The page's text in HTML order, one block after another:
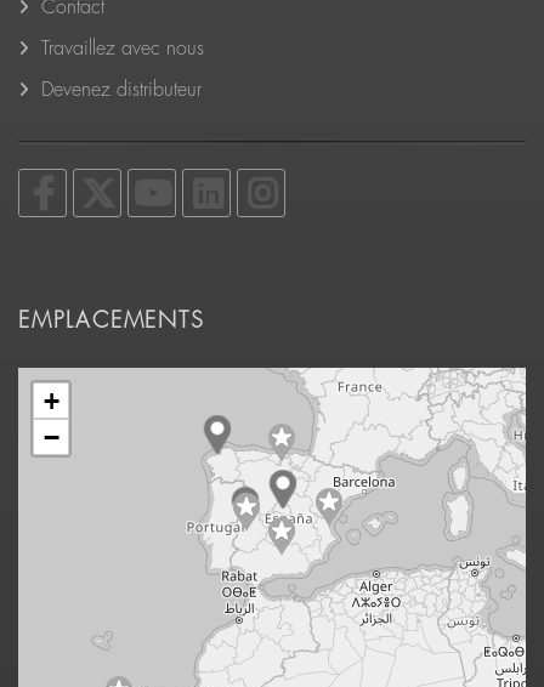
Contact
Travaillez avec nous
Devenez distributeur
EMPLACEMENTS
+
−